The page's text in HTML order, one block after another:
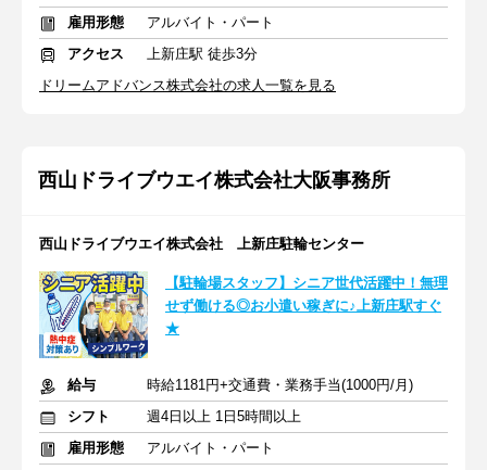
雇用形態
アルバイト・パート
アクセス
上新庄駅 徒歩3分
ドリームアドバンス株式会社の求人一覧を見る
西山ドライブウエイ株式会社大阪事務所
西山ドライブウエイ株式会社 上新庄駐輪センター
【駐輪場スタッフ】シニア世代活躍中！無理
せず働ける◎お小遣い稼ぎに♪上新庄駅すぐ
★
給与
時給1181円+交通費・業務手当(1000円/月)
シフト
週4日以上 1日5時間以上
雇用形態
アルバイト・パート